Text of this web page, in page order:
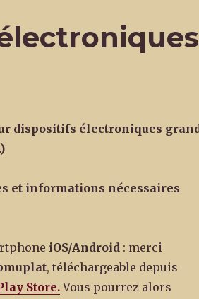
dispositifs électroniques
et informations nécessaires
iOS/Android: merci
, téléchargeable depuis
Store.Vous pourrez alors